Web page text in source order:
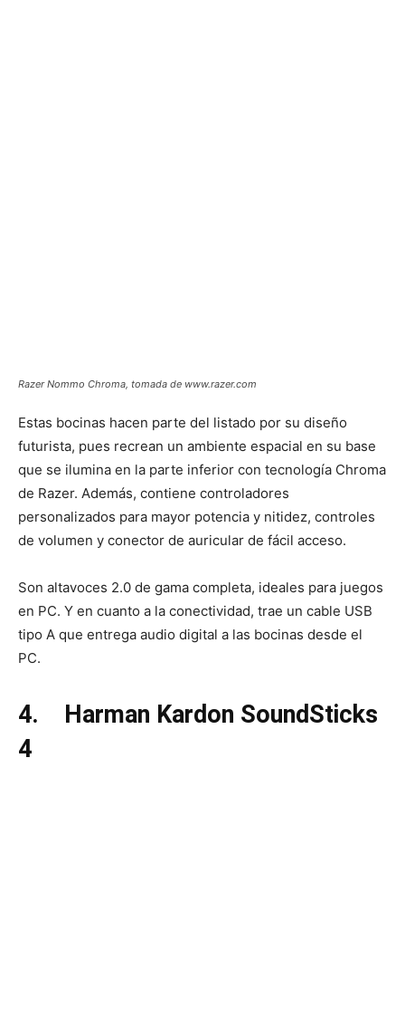
Razer Nommo Chroma, tomada de www.razer.com
Estas bocinas hacen parte del listado por su diseño
futurista, pues recrean un ambiente espacial en su base
que se ilumina en la parte inferior con tecnología Chroma
de Razer. Además, contiene controladores
personalizados para mayor potencia y nitidez, controles
de volumen y conector de auricular de fácil acceso.
Son altavoces 2.0 de gama completa, ideales para juegos
en PC. Y en cuanto a la conectividad, trae un cable USB
tipo A que entrega audio digital a las bocinas desde el
PC.
4.
Harman Kardon SoundSticks
4